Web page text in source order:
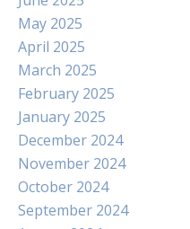
May 2025
April 2025
March 2025
February 2025
January 2025
December 2024
November 2024
October 2024
September 2024